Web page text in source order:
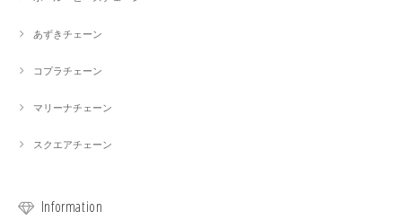
あずきチェーン
コプラチェーン
マリーナチェーン
スクエアチェーン
Information